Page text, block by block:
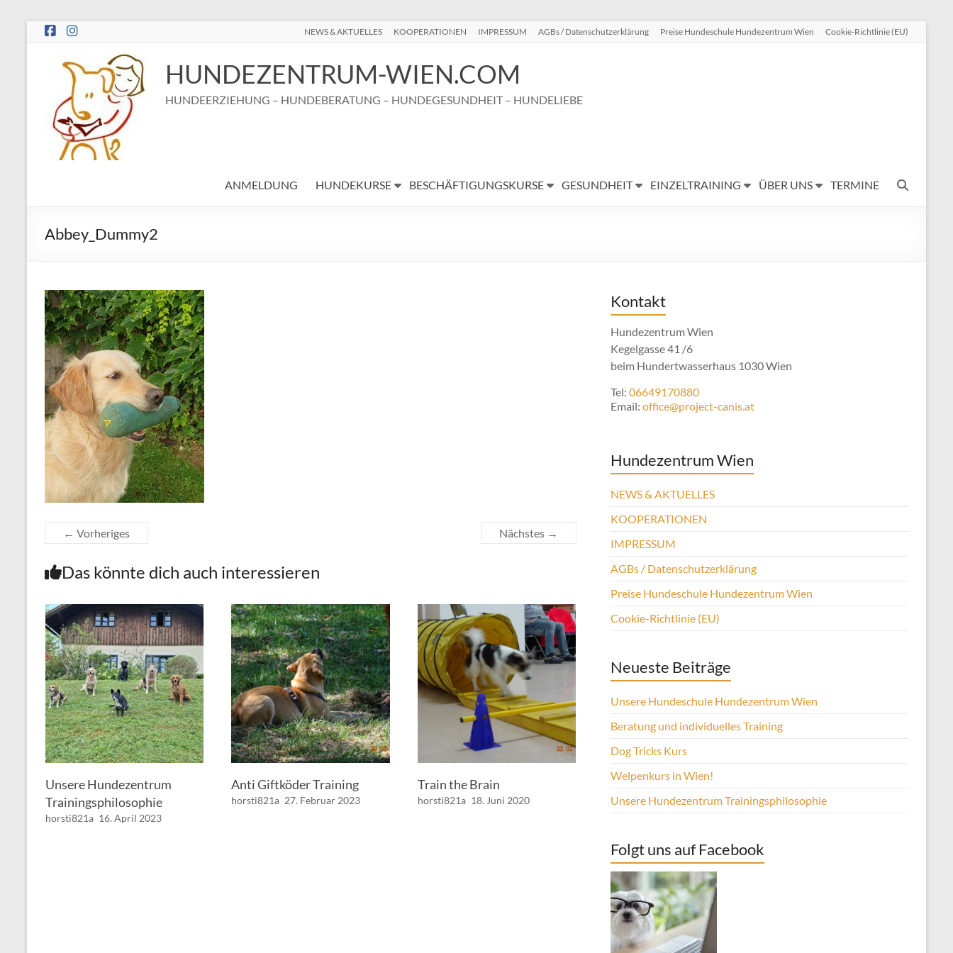
Zum
Inhalt
NEWS & AKTUELLES KOOPERATIONEN IMPRESSUM AGBs / Datenschutzerklärung Preise Hundeschule Hundezentrum Wien Cookie-Richtlinie (EU)
HUNDEZENTRUM-WIEN.COM
HUNDEERZIEHUNG – HUNDEBERATUNG – HUNDEGESUNDHEIT – HUNDELIEBE
ANMELDUNG HUNDEKURSE BESCHÄFTIGUNGSKURSE GESUNDHEIT EINZELTRAINING ÜBER UNS TERMINE
Abbey_Dummy2
← Vorheriges Nächstes →
Das könnte dich auch interessieren
Unsere Hundezentrum
Trainingsphilosophie
horsti821a 16. April 2023
Anti Giftköder Training
horsti821a 27. Februar 2023
Train the Brain
horsti821a 18. Juni 2020
Kontakt
Hundezentrum Wien
Kegelgasse 41 /6
beim Hundertwasserhaus 1030 Wien
Tel: 06649170880
Email: office@project-canis.at
Hundezentrum Wien
NEWS & AKTUELLES
KOOPERATIONEN
IMPRESSUM
AGBs / Datenschutzerklärung
Preise Hundeschule Hundezentrum Wien
Cookie-Richtlinie (EU)
Neueste Beiträge
Unsere Hundeschule Hundezentrum Wien
Beratung und individuelles Training
Dog Tricks Kurs
Welpenkurs in Wien!
Unsere Hundezentrum Trainingsphilosophie
Folgt uns auf Facebook